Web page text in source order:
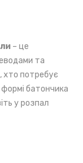
– це
та
хто потребує
формі батончика
у розпал